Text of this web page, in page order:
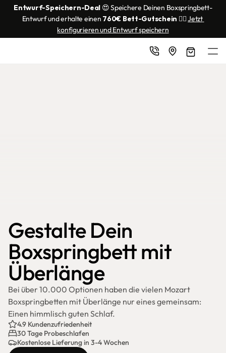
Entwurf-Speichern-Deal 😍 Speichere Deinen Boxspringbett-
Entwurf und erhalte einen 760€ Bett-Gutschein 👌🏼 Jetzt
konfigurieren und Entwurf speichern
Gestalte Dein
Boxspringbett mit
Überlänge
Bei über 10.000 Optionen haben die vielen Mozart
Boxspringbetten mit Überlänge nur eines gemeinsam:
Einen himmlisch guten Schlaf.
4.9 Kundenzufriedenheit
30 Tage Probeschlafen
Kostenlose Lieferung in 3-4 Wochen